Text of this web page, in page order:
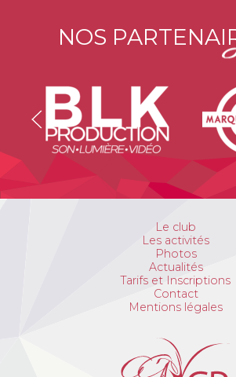
NOS
Le club
Les activités
Photos
Actualités
Tarifs et Inscriptions
Contact
Mentions légales